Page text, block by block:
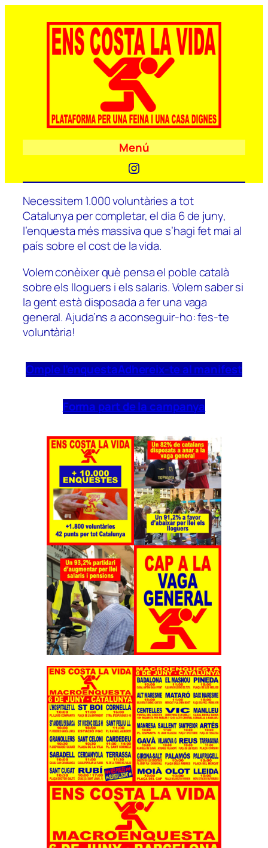
Menú
Instagram
Necessitem 1.000 voluntàries a tot
Catalunya per completar, el dia 6 de juny,
l’enquesta més massiva que s’hagi fet mai al
país sobre el cost de la vida.
Volem conèixer què pensa el poble català
sobre els lloguers i els salaris. Volem saber si
la gent està disposada a fer una vaga
general. Ajuda’ns a aconseguir-ho: fes-te
voluntària!
Omple l’enquestaAdhereix-te al manifest
Forma part de la campanya